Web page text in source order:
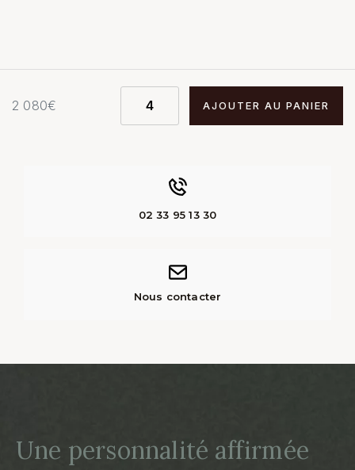
2 080€ AJOUTER AU PANIER
02 33 95 13 30
Nous contacter
Une personnalité affirmée